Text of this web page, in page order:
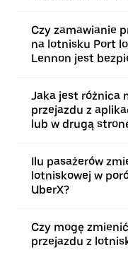
Czy zamawianie
na lotnisku Port
Lennon jest
Jaka jest różnica
przejazdu z
lub w drugą
Ilu pasażerów
lotniskowej w
UberX?
Czy mogę
przejazdu z